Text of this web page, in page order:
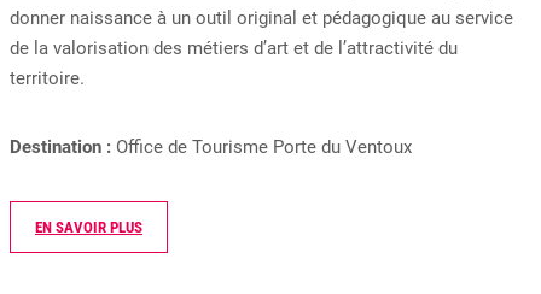
donner naissance à un outil original et pédagogique au service
de la valorisation des métiers d’art et de l’attractivité du
territoire.
Destination : Office de Tourisme Porte du Ventoux
EN SAVOIR PLUS